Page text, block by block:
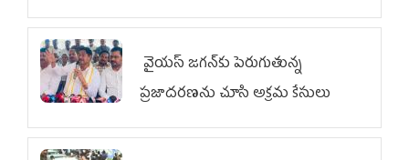
వైయ‌స్ జగన్‌కు పెరుగుతున్న
ప్రజాదరణను చూసి అక్రమ కేసులు